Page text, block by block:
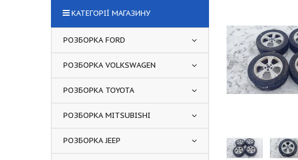
КАТЕГОРІЇ МАГАЗИНУ
РОЗБОРКА FORD
РОЗБОРКА VOLKSWAGEN
РОЗБОРКА TOYOTA
РОЗБОРКА MITSUBISHI
РОЗБОРКА JEEP